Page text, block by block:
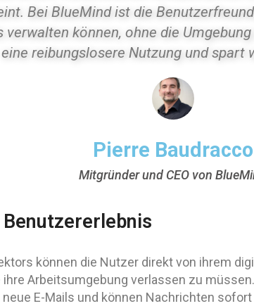
Bei BlueMind ist die
verwalten können, ohne die
eine reibungslosere Nutzung und spart
Pierre Baudracco
Mitgründer und CEO von
können die Nutzer direkt von ihrem
Arbeitsumgebung verlassen zu
E-Mails und können Nachrichten